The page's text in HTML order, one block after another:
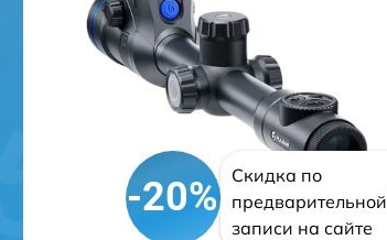
-20%
Скидка по
предварительной
записи на сайте